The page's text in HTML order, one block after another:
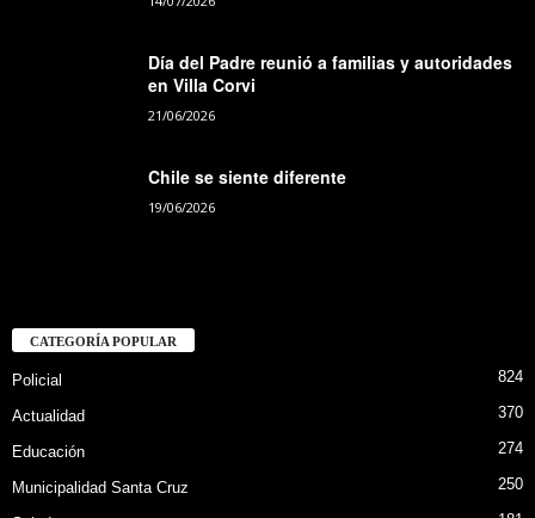
Día del Padre reunió a familias y autoridades
en Villa Corvi
21/06/2026
Chile se siente diferente
19/06/2026
CATEGORÍA POPULAR
Policial 824
Actualidad 370
Educación 274
Municipalidad Santa Cruz 250